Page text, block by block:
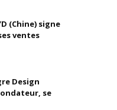
(Chine) signe
ventes
Design
se